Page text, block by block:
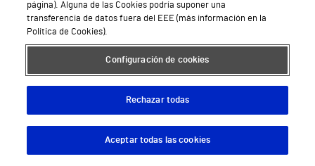
Tránsito Intestinal y
Esofagogastroduenal en
Málaga
Descargar App
página). Alguna de las Cookies podría suponer una
transferencia de datos fuera del EEE (más información en la
Política de Cookies).
Configuración de cookies
Rechazar todas
Aceptar todas las cookies